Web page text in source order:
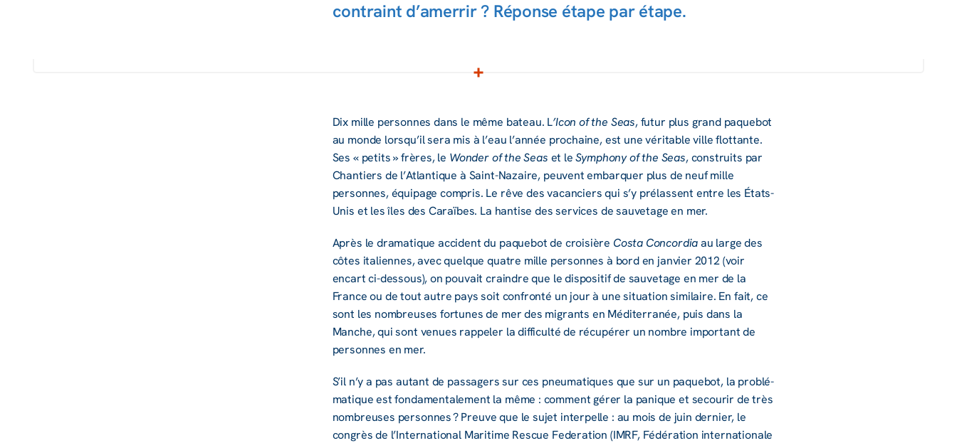
contraint d’amerrir ? Réponse étape par étape.
Dix mille personnes dans le même bateau. L’Icon of the Seas, futur plus grand paque­bot
au monde lorsqu’il sera mis à l’eau l’an­née prochaine, est une véri­table ville flot­tante.
Ses « petits » frères, le Wonder of the Seas et leSymphony of the Seas, construits par
Chan­tiers de l’At­lan­tique à Saint-Nazaire, peuvent embarquer plus de neuf mille
personnes, équi­page compris. Le rêve des vacan­ciers qui s’y prélassent entre les États-
Unis et les îles des Caraïbes. La hantise des services de sauve­tage en mer.
Après le drama­tique acci­dent du paque­bot de croi­sière Costa Concor­dia au large des
côtes italiennes, avec quelque quatre mille personnes à bord en janvier 2012 (voir
encart ci-dessous), on pouvait craindre que le dispo­si­tif de sauve­tage en mer de la
France ou de tout autre pays soit confronté un jour à une situa­tion simi­laire. En fait, ce
sont les nombreuses fortunes de mer des migrants en Médi­ter­ra­née, puis dans la
Manche, qui sont venues rappe­ler la diffi­culté de récu­pé­rer un nombre impor­tant de
personnes en mer.
S’il n’y a pas autant de passa­gers sur ces pneu­ma­tiques que sur un paque­bot, la problé­
ma­tique est fonda­men­ta­le­ment la même : comment gérer la panique et secou­rir de très
nombreuses personnes ? Preuve que le sujet inter­pelle : au mois de juin dernier, le
congrès de l’In­ter­na­tio­nal Mari­time Rescue Fede­ra­tion (IMRF, Fédé­ra­tion inter­na­tio­nale